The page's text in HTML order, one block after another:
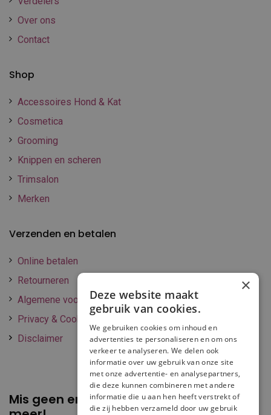
Over ons
Contact
Shop
Accessoires Hond & Kat
Cosmetica
Grooming
Knippen en scheren
Trimsalon
Merken
Verzenden en betalen
Online betalen
Retourneren
Algemene voorwaarden
Privacy & Cookie policy
Disclaimer
Mis geen enkelepromotie of korting
×
Deze website maakt
gebruik van cookies.
We gebruiken cookies om inhoud en
advertenties te personaliseren en om ons
verkeer te analyseren. We delen ook
informatie over uw gebruik van onze site
met onze advertentie- en analysepartners,
die deze kunnen combineren met andere
informatie die u aan hen heeft verstrekt of
die zij hebben verzameld door uw gebruik